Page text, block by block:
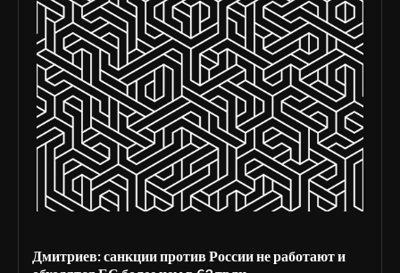
Дмитриев: санкции против России не работают и